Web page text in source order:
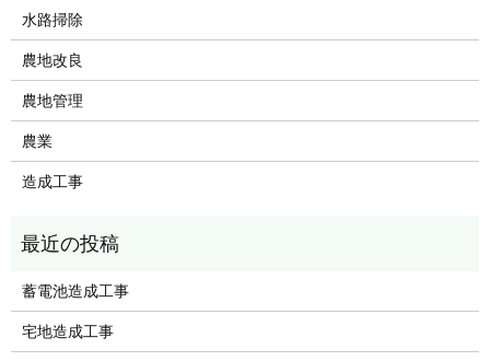
水路掃除
農地改良
農地管理
農業
造成工事
蓄電池造成工事
宅地造成工事